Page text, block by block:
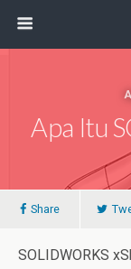
Apa Itu
Share
SOLIDWORKS